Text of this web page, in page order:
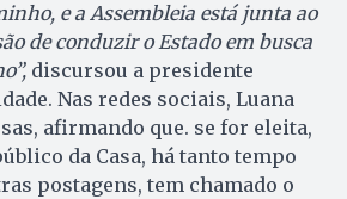
e a Assembleia está junta ao
de conduzir o Estado em busca
discursou a presidente
Nas redes sociais, Luana
afirmando que. se for eleita,
da Casa, há tanto tempo
postagens, tem chamado o